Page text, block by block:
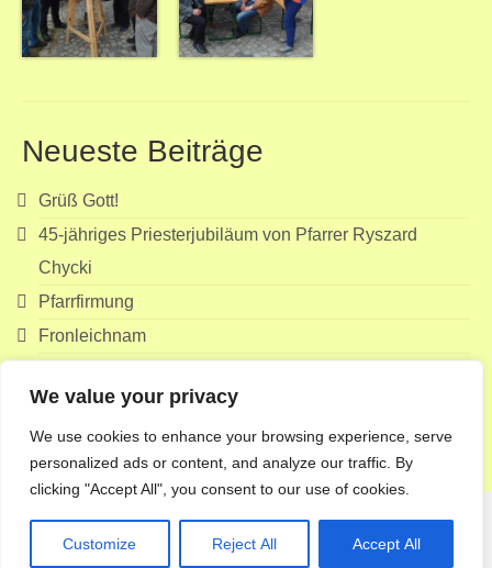
We value your privacy
We use cookies to enhance your browsing experience, serve
personalized ads or content, and analyze our traffic. By
clicking "Accept All", you consent to our use of cookies.
Customize Reject All Accept All
Neueste Beiträge
Grüß Gott!
45-jähriges Priesterjubiläum von Pfarrer Ryszard
Chycki
Pfarrfirmung
Fronleichnam
Suchen
© 2026 Pfarre Echsenbach